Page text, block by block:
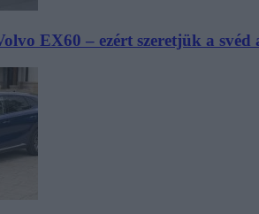
EX60 – ezért szeretjük a svéd